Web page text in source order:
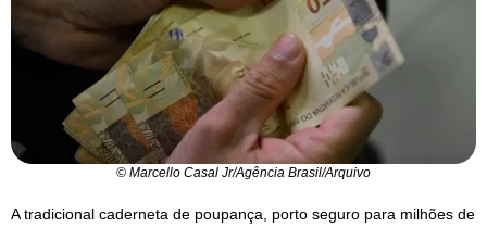
© Marcello Casal Jr/Agência Brasil/Arquivo
A tradicional caderneta de poupança, porto seguro para milhões de